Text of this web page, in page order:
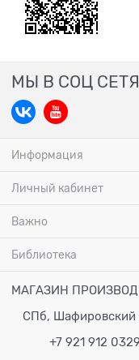
МЫ В СОЦ
Информация
Личный кабинет
Важно
Библиотека
МАГАЗИН
СПб, Шафировский
+7 921 912 0329